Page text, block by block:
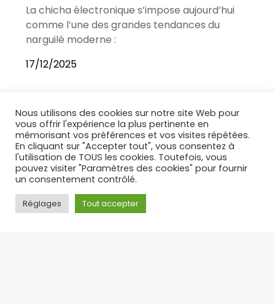
La chicha électronique s’impose aujourd’hui
comme l’une des grandes tendances du
narguilé moderne :
17/12/2025
Nous utilisons des cookies sur notre site Web pour
vous offrir l'expérience la plus pertinente en
mémorisant vos préférences et vos visites répétées.
En cliquant sur "Accepter tout", vous consentez à
l'utilisation de TOUS les cookies. Toutefois, vous
pouvez visiter "Paramètres des cookies" pour fournir
un consentement contrôlé.
Réglages Tout accepter